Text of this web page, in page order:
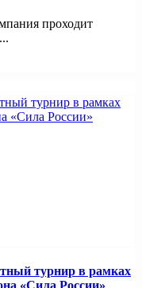
проходит
турнир в рамках